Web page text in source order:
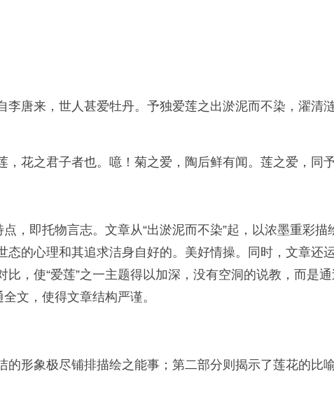
唐来，世人甚爱牡丹。予独爱莲之出淤泥而不染，濯清
花之君子者也。噫！菊之爱，陶后鲜有闻。莲之爱，同
，即托物言志。文章从“出淤泥而不染”起，以浓墨重彩
的心理和其追求洁身自好的。美好情操。同时，文章还
，使“爱莲”之一主题得以加深，没有空洞的说教，而是
文，使得文章结构严谨。
形象极尽铺排描绘之能事；第二部分则揭示了莲花的比